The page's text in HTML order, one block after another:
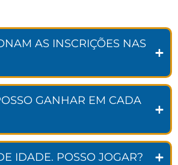
AS INSCRIÇÕES NAS
GANHAR EM CADA
IDADE. POSSO JOGAR?